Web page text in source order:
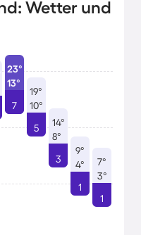
Wetter und
23°
13°
7
19°
10°
5
14°
8°
3
9°
4°
1
7°
3°
1